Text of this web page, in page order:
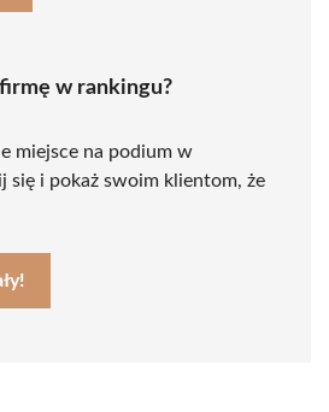
w rankingu?
miejsce na podium w
się i pokaż swoim klientom, że